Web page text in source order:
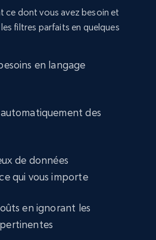
Return policy, and more.
Seller name, Seller rating,
Root category, and
ce dont vous avez besoin et
les filtres parfaits en quelques
en langage
des
de données
qui vous importe
en ignorant les